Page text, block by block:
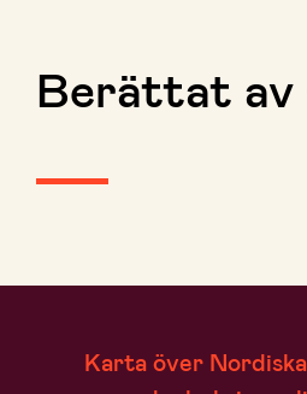
Berättat av
Karta över